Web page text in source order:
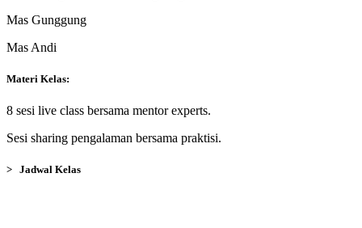
Mas Gunggung
Mas Andi
Materi Kelas:
8 sesi live class bersama mentor experts.
Sesi sharing pengalaman bersama praktisi.
> Jadwal Kelas